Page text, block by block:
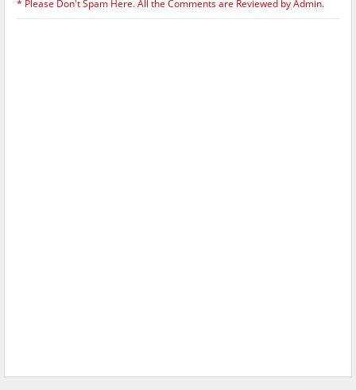
* Please Don't Spam Here. All the Comments are Reviewed by Admin.